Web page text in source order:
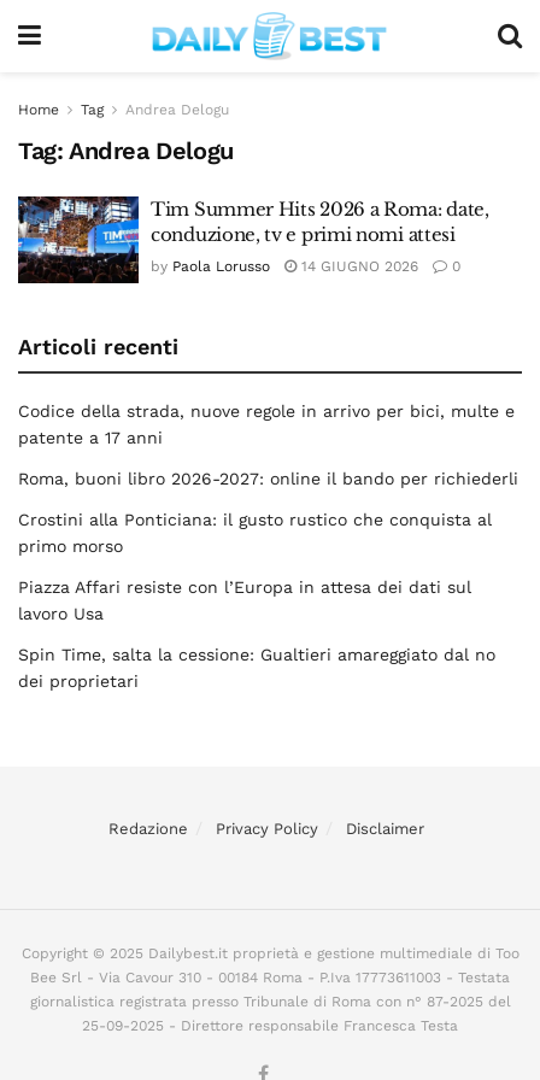
Home Tag Andrea Delogu
Tag: Andrea Delogu
Tim Summer Hits 2026 a Roma: date,
conduzione, tv e primi nomi attesi
by Paola Lorusso 14 GIUGNO 2026 0
Articoli recenti
Codice della strada, nuove regole in arrivo per bici, multe e
patente a 17 anni
Roma, buoni libro 2026-2027: online il bando per richiederli
Crostini alla Ponticiana: il gusto rustico che conquista al
primo morso
Piazza Affari resiste con l’Europa in attesa dei dati sul
lavoro Usa
Spin Time, salta la cessione: Gualtieri amareggiato dal no
dei proprietari
Redazione Privacy Policy Disclaimer
Copyright © 2025 Dailybest.it proprietà e gestione multimediale di Too
Bee Srl - Via Cavour 310 - 00184 Roma - P.Iva 17773611003 - Testata
giornalistica registrata presso Tribunale di Roma con n° 87-2025 del
25-09-2025 - Direttore responsabile Francesca Testa